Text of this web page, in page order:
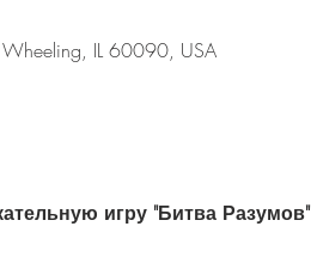
IL 60090, USA
игру "Битва Разумов"